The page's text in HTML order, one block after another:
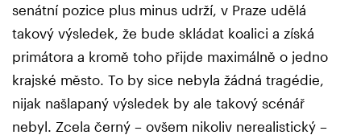
senátní pozice plus minus udrží, v Praze udělá
takový výsledek, že bude skládat koalici a získá
primátora a kromě toho přijde maximálně o jedno
krajské město. To by sice nebyla žádná tragédie,
nijak našlapaný výsledek by ale takový scénář
nebyl. Zcela černý – ovšem nikoliv nerealistický –